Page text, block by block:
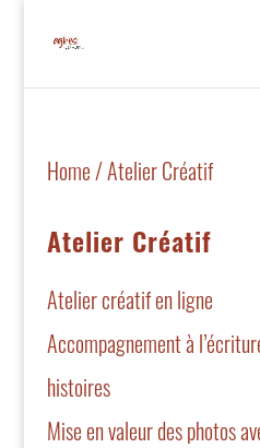
Home/ Atelier Créatif
Atelier Créatif
Atelier créatif en ligne
Accompagnement à
histoires
Mise en valeur des photos